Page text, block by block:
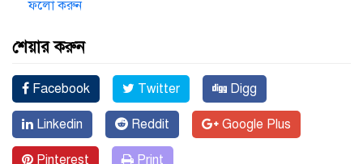
ফলো করুন
শেয়ার করুন
Facebook Twitter Digg
Linkedin Reddit Google Plus
Pinterest Print